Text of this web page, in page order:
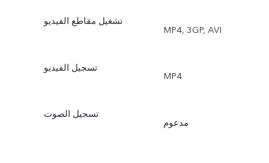
تشغيل مقاطع الفيديو
MP4, 3GP, AVI
تسجيل الفيديو
MP4
تسجيل الصوت
مدعوم